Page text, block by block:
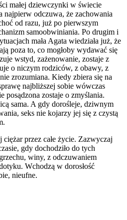
małej dziewczynki w świecie
najpierw odczuwa, że zachowania
od razu, już po pierwszym
samoobwiniania. Po drugim i
mała Agata wiedziała już, że
poza to, co mogłoby wydawać się
wstyd, zażenowanie, zostaje z
o niczym rodziców, z obawy, z
zrozumiana. Kiedy zbiera się na
najbliższej sobie wówczas
posądzona zostaje o zmyślania.
sama. A gdy dorośleje, dziwnym
seks nie kojarzy jej się z czystą
przez całe życie. Zazwyczaj
gdy dochodziło do tych
winy, z odczuwaniem
Wchodzą w dorosłość
nieufne.